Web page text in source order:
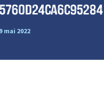
5760d24ca6c95284
9 mai 2022